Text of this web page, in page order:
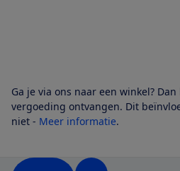
Ga je via ons naar een winkel?
vergoeding ontvangen. Dit
niet - Meer informatie.